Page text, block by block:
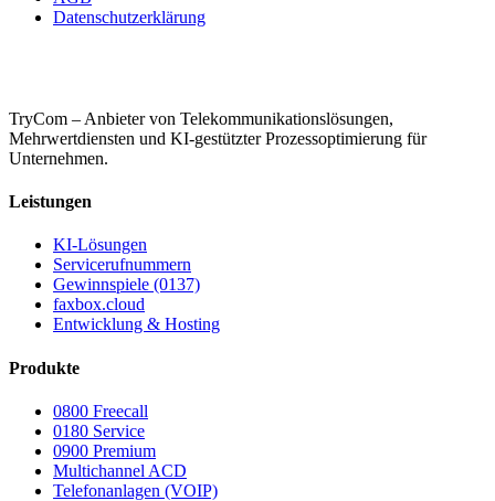
Datenschutzerklärung
TryCom – Anbieter von Telekommunikationslösungen,
Mehrwertdiensten und KI-gestützter Prozessoptimierung für
Unternehmen.
Leistungen
KI-Lösungen
Servicerufnummern
Gewinnspiele (0137)
faxbox.cloud
Entwicklung & Hosting
Produkte
0800 Freecall
0180 Service
0900 Premium
Multichannel ACD
Telefonanlagen (VOIP)